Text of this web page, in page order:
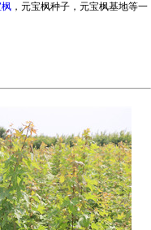
，元宝枫种子，元宝枫基地等一